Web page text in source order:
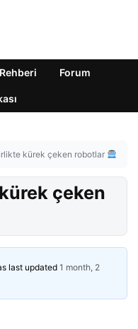
Forum
kürek çeken robotlar
çeken
last updated 1 month, 2